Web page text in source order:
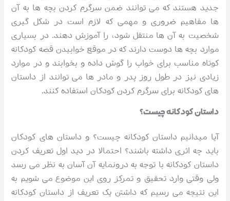
جدید هستند که می توانند ضمن سرگرم کردن بچه ها به آن
ها مفاهیم ضروری و مهمی که لازم است در شکل گیری
شخصیت به آن ها منتقل شود، را آموزش دهند. در بسیاری
موارد بچه ها دوست دارند که در موقع خوابیدن قصه کودکانه
کوتاه مناسب برای خواب را گوش داده و بخوابند و در موارد
زیادی نیز در طول روز پدر و مادر ها می توانند از داستان
های کودکانه برای سرگرم کردن کودکان استفاده کنند.
داستان کودکانه چیست؟
آیا میدانیم داستان کودکانه چیست؟ و داستان های کودکان
باید چه اثری داشته باشند؟ احتمالا در دید اول تعریف کردن
داستان کودکانه با توجه به درونمایه آن آسان به نظر می رسد
ولی وقتی وارد تحقیق و تمرکز روی این موضوع می شویم به
این نتیجه می رسیم که داشتن یک تعریف از داستان کودکانه